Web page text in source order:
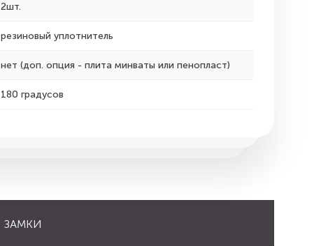
2шт.
резиновый уплотнитель
нет (доп. опция - плита минваты или пенопласт)
180 градусов
ЗАМКИ